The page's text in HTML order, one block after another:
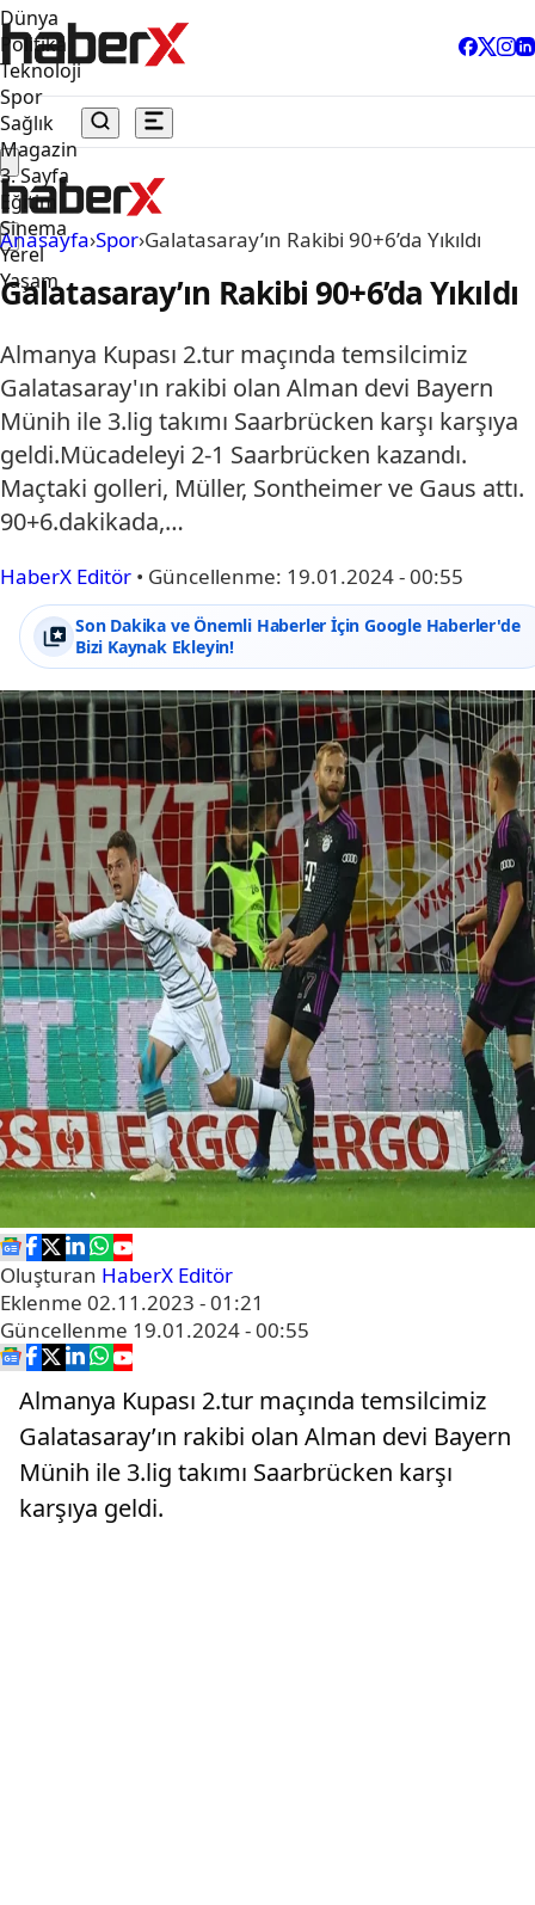
Dünya
Politika
Teknoloji
Spor
Sağlık
Magazin
3. Sayfa
Eğitim
Sinema
Yerel
Yaşam
Anasayfa›Spor›Galatasaray’ın Rakibi 90+6’da Yıkıldı
Galatasaray’ın Rakibi 90+6’da Yıkıldı
Almanya Kupası 2.tur maçında temsilcimiz
Galatasaray'ın rakibi olan Alman devi Bayern
Münih ile 3.lig takımı Saarbrücken karşı karşıya
geldi.Mücadeleyi 2-1 Saarbrücken kazandı.
Maçtaki golleri, Müller, Sontheimer ve Gaus attı.
90+6.dakikada,…
HaberX Editör • Güncellenme: 19.01.2024 - 00:55
Son Dakika ve Önemli Haberler İçin Google Haberler'de
Bizi Kaynak Ekleyin!
Oluşturan HaberX Editör
Eklenme 02.11.2023 - 01:21
Güncellenme 19.01.2024 - 00:55
Almanya Kupası 2.tur maçında temsilcimiz
Galatasaray’ın rakibi olan Alman devi Bayern
Münih ile 3.lig takımı Saarbrücken karşı
karşıya geldi.